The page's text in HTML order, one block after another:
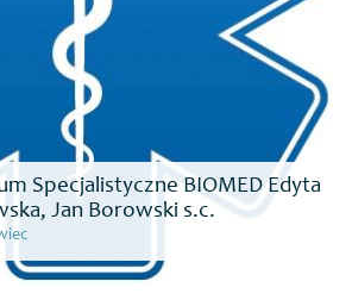
Specjalistyczne BIOMED Edyta
Jan Borowski s.c.